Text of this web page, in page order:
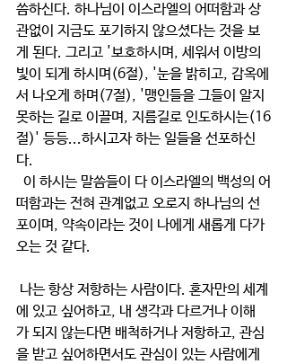
씀하신다. 하나님이 이스라엘의 어떠함과 상
관없이 지금도 포기하지 않으셨다는 것을 보
게 된다. 그리고 '보호하시며, 세워서 이방의
빛이 되게 하시며(6절), '눈을 밝히고, 감옥에
서 나오게 하며(7절), '맹인들을 그들이 알지
못하는 길로 이끌며, 지름길로 인도하시는(16
절)' 등등...하시고자 하는 일들을 선포하신
다.
떠함과는 전혀 관계없고 오로지 하나님의 선
포이며, 약속이라는 것이 나에게 새롭게 다가
오는 것 같다.
에 있고 싶어하고, 내 생각과 다르거나 이해
가 되지 않는다면 배척하거나 저항하고, 관심
을 받고 싶어하면서도 관심이 있는 사람에게